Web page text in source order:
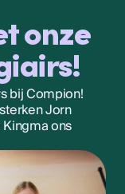
onze
bij Compion!
Jorn
ons